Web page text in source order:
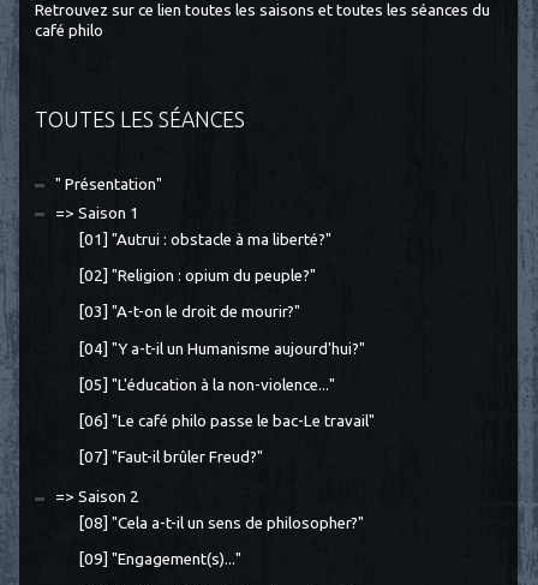
Retrouvez sur ce lien toutes les saisons et toutes les séances du
café philo
TOUTES LES SÉANCES
" Présentation"
=> Saison 1
[01] "Autrui : obstacle à ma liberté?"
[02] "Religion : opium du peuple?"
[03] "A-t-on le droit de mourir?"
[04] "Y a-t-il un Humanisme aujourd'hui?"
[05] "L'éducation à la non-violence..."
[06] "Le café philo passe le bac-Le travail"
[07] "Faut-il brûler Freud?"
=> Saison 2
[08] "Cela a-t-il un sens de philosopher?"
[09] "Engagement(s)..."